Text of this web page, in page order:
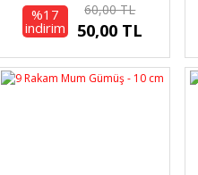
%17
indirim
60,00 TL
50,00 TL